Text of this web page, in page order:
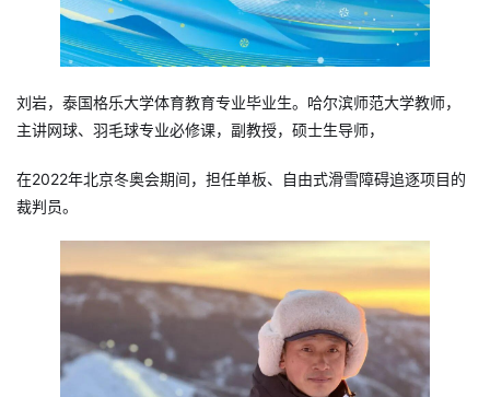
刘岩，泰国格乐大学体育教育专业毕业生。哈尔滨师范大学教师，
主讲网球、羽毛球专业必修课，副教授，硕士生导师，
在2022年北京冬奥会期间，担任单板、自由式滑雪障碍追逐项目的
裁判员。